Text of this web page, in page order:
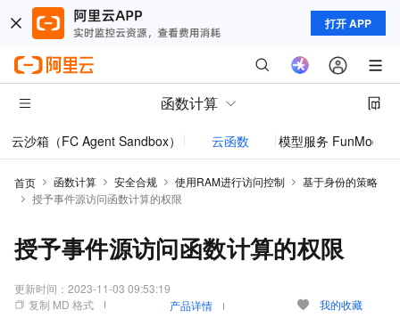
打开 APP
函数计算
云沙箱（FC Agent Sandbox） 云函数 模型服务 FunModel
首页 函数计算 安全合规 使用RAM进行访问控制
基于身份的策略
授予事件源访问函数计算的权限
授予事件源访问函数计算的权限
更新时间： 2023-11-03 09:53:19
复制 MD 格式
产品详情 我的收藏